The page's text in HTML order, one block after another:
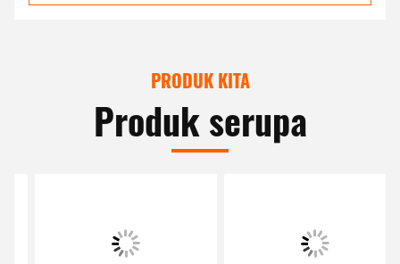
PRODUK KITA
Produk serupa